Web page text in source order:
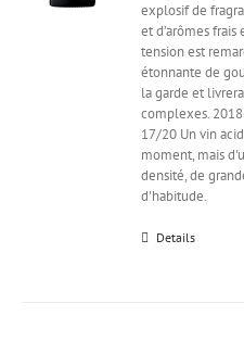
explosif de
et d’arômes
tension est
étonnante de
la garde et
complexes.
17/20 Un vin
moment, mais
densité, de
d'habitude.
Details